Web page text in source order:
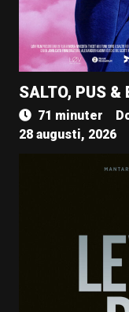
SALTO, PUS &
71 minuter
28 augusti, 2026